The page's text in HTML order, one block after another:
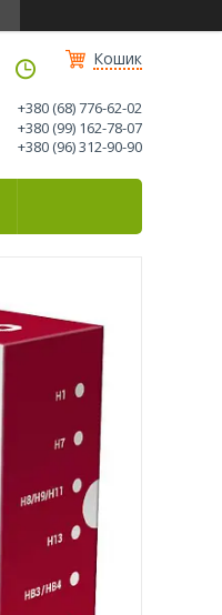
Кошик
+380 (68) 776-62-02
+380 (99) 162-78-07
+380 (96) 312-90-90